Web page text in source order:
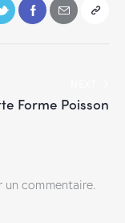
Forme Poisson
un commentaire.